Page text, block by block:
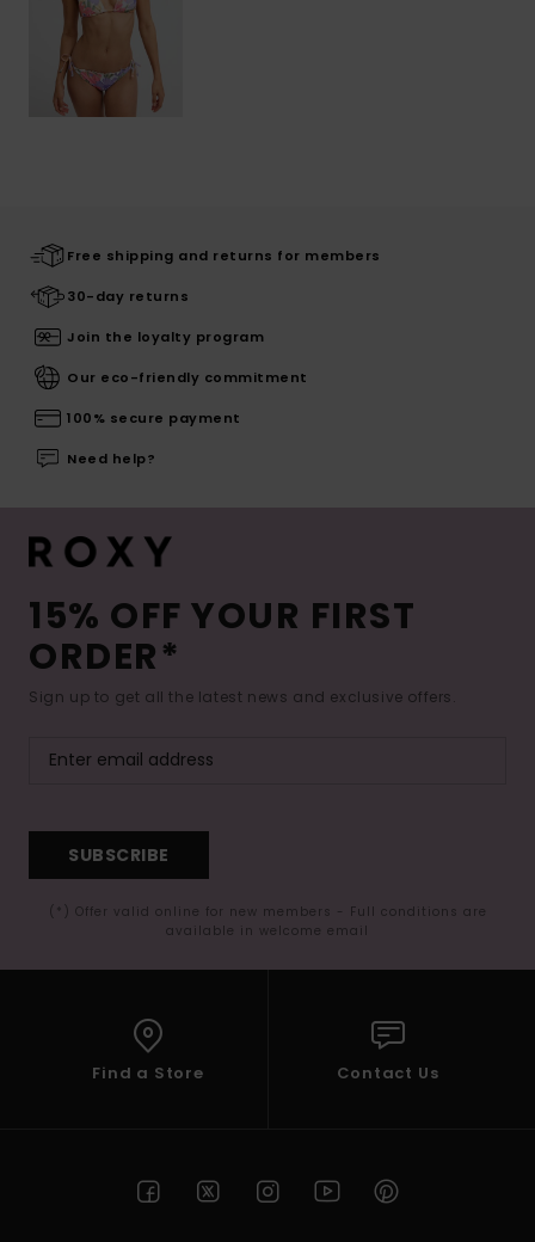
Free shipping and returns for members
30-day returns
Join the loyalty program
Our eco-friendly commitment
100% secure payment
Need help?
15% OFF YOUR FIRST
ORDER*
Sign up to get all the latest news and exclusive offers.
SUBSCRIBE
(*) Offer valid online for new members - Full conditions are
available in welcome email
Find a Store Contact Us